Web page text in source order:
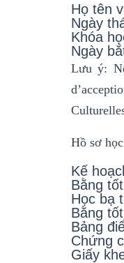
Họ tên
Ngày
Khóa
Ngày
Lưu ý:
Hồ sơ
Kế
Bằng
Học bạ
Bằng
Bảng
Chứng
Giấy